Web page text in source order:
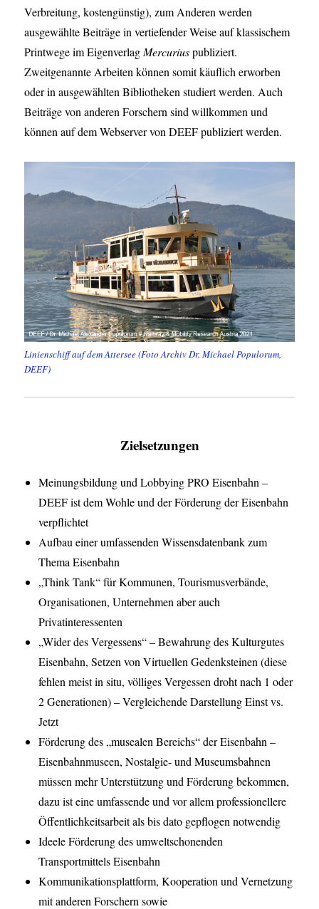
Verbreitung, kostengünstig), zum Anderen werden
ausgewählte Beiträge in vertiefender Weise auf klassischem
Printwege im EigenverlagMercuriuspubliziert.
Zweitgenannte Arbeiten können somit käuflich erworben
oder in ausgewählten Bibliotheken studiert werden. Auch
Beiträge von anderen Forschern sind willkommen und
können auf dem Webserver von DEEF publiziert werden.
Linienschiff auf dem Attersee (Foto Archiv Dr. Michael Populorum,
DEEF)
Zielsetzungen
Meinungsbildung und Lobbying PRO Eisenbahn –
DEEF ist dem Wohle und der Förderung der Eisenbahn
verpflichtet
Aufbau einer umfassenden Wissensdatenbank zum
Thema Eisenbahn
„Think Tank“ für Kommunen, Tourismusverbände,
Organisationen, Unternehmen aber auch
Privatinteressenten
„Wider des Vergessens“ – Bewahrung des Kulturgutes
Eisenbahn, Setzen von Virtuellen Gedenksteinen (diese
fehlen meist in situ, völliges Vergessen droht nach 1 oder
2 Generationen) – Vergleichende Darstellung Einst vs.
Jetzt
Förderung des „musealen Bereichs“ der Eisenbahn –
Eisenbahnmuseen, Nostalgie- und Museumsbahnen
müssen mehr Unterstützung und Förderung bekommen,
dazu ist eine umfassende und vor allem professionellere
Öffentlichkeitsarbeit als bis dato gepflogen notwendig
Ideele Förderung des umweltschonenden
Transportmittels Eisenbahn
Kommunikationsplattform, Kooperation und Vernetzung
mit anderen Forschern sowie